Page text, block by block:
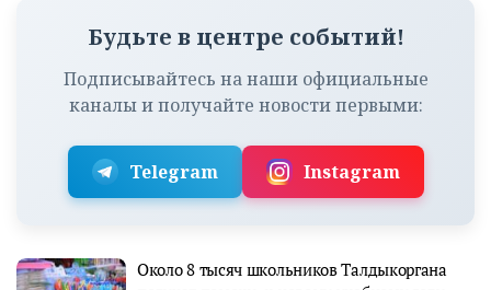
Будьте в центре событий!
Подписывайтесь на наши официальные
каналы и получайте новости первыми:
Telegram Instagram
Около 8 тысяч школьников Талдыкоргана